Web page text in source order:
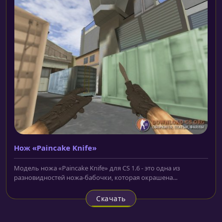
Нож «Paincake Knife»
Модель ножа «Paincake Knife» для CS 1.6 - это одна из
разновидностей ножа-бабочки, которая окрашена...
Скачать